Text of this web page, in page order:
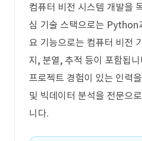
컴퓨터 비전 시스템 개발을
심 기술 스택으로는 Python
요 기능으로는 컴퓨터 비전
지, 분열, 추적 등이 포함됩
프로젝트 경험이 있는 인력
및 빅데이터 분석을 전문으
니다.